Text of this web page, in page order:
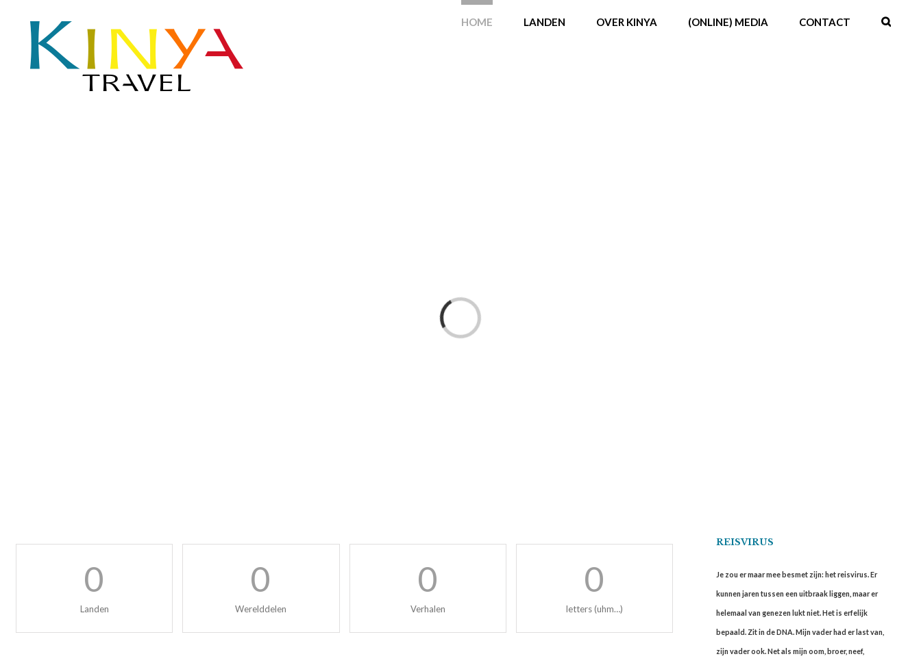
HOME LANDEN OVER KINYA (ONLINE) MEDIA CONTACT
Loading...
0
Landen
0
Werelddelen
0
Verhalen
0
letters (uhm…)
REISVIRUS
Je zou er maar mee besmet zijn: het reisvirus. Er
kunnen jaren tussen een uitbraak liggen, maar er
helemaal van genezen lukt niet. Het is erfelijk
bepaald. Zit in de DNA. Mijn vader had er last van,
zijn vader ook. Net als mijn oom, broer, neef,